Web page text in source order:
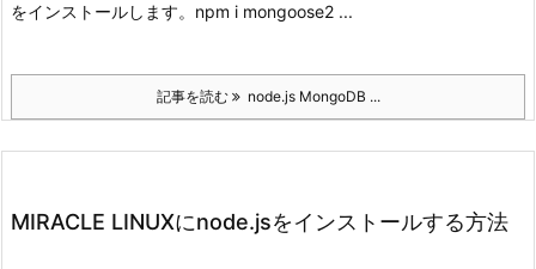
をインストールします。 npm i mongoose2 ...
記事を読む node.js MongoDB ...
MIRACLE LINUXにnode.jsをインストールする方法